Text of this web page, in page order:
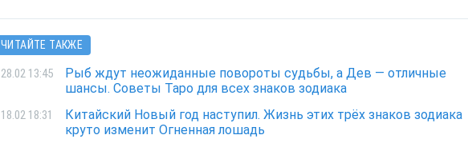
ЧИТАЙТЕ ТАКЖЕ
28.02 13:45
Рыб ждут неожиданные повороты судьбы, а Дев — отличные
шансы. Советы Таро для всех знаков зодиака
18.02 18:31
Китайский Новый год наступил. Жизнь этих трёх знаков зодиака
круто изменит Огненная лошадь